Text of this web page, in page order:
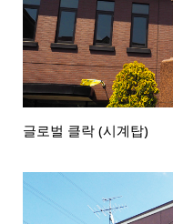
글로벌 클락 (시계탑)